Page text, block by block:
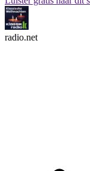
radio.net